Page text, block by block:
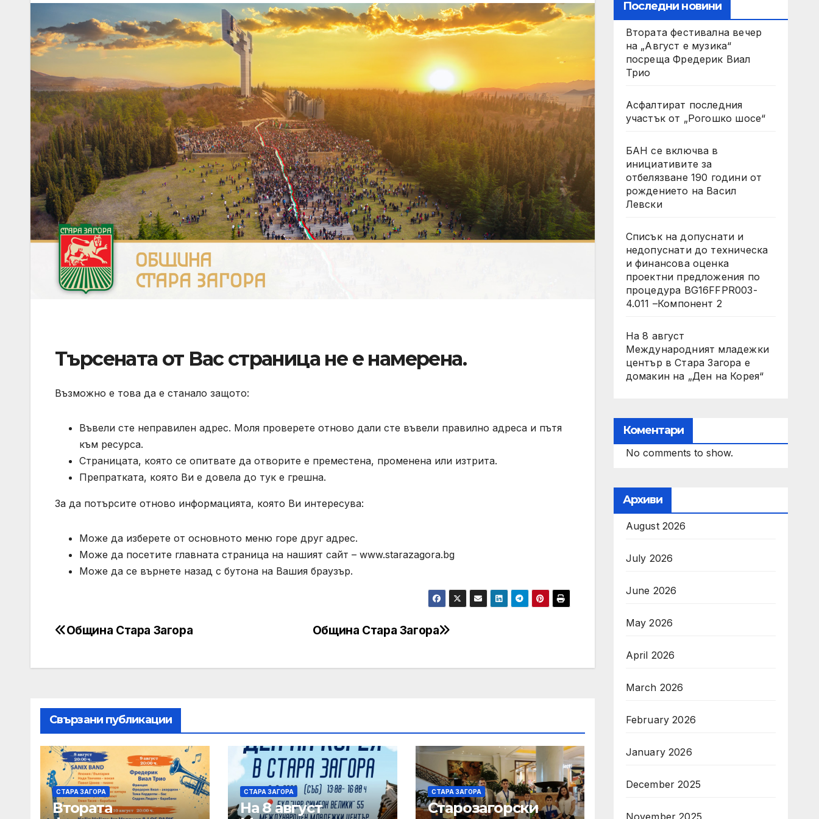
Търсената от Вас страница не е намерена.
Възможно е това да е станало защото:
Въвели сте неправилен адрес. Моля проверете отново дали сте въвели правилно адреса и пътя
към ресурса.
Страницата, която се опитвате да отворите е преместена, променена или изтрита.
Препратката, която Ви е довела до тук е грешна.
За да потърсите отново информацията, която Ви интересува:
Може да изберете от основното меню горе друг адрес.
Може да посетите главната страница на нашият сайт – www.starazagora.bg
Може да се върнете назад с бутона на Вашия браузър.
Post
Община Стара Загора
Община Стара Загора
Свързани публикации
СТАРА ЗАГОРА
Втората
СТАРА ЗАГОРА
На 8 август
СТАРА ЗАГОРА
Старозагорски
Последни новини
Втората фестивална вечер
на „Август е музика“
посреща Фредерик Виал
Трио
Асфалтират последния
участък от „Рогошко шосе“
БАН се включва в
инициативите за
отбелязване 190 години от
рождението на Васил
Левски
Списък на допуснати и
недопуснати до техническа
и финансова оценка
проектни предложения по
процедура BG16FFPR003-
4.011 –Компонент 2
На 8 август
Международният младежки
център в Стара Загора е
домакин на „Ден на Корея“
Коментари
No comments to show.
Архиви
August 2026
July 2026
June 2026
May 2026
April 2026
March 2026
February 2026
January 2026
December 2025
November 2025